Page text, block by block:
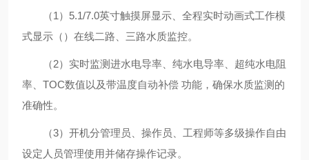
（1）5.1/7.0英寸触摸屏显示、全程实时动画式工作模
式显示（）在线二路、三路水质监控。
（2）实时监测进水电导率、纯水电导率、超纯水电阻
率、TOC数值以及带温度自动补偿 功能，确保水质监测的
准确性。
（3）开机分管理员、操作员、工程师等多级操作自由
设定人员管理使用并储存操作记录。